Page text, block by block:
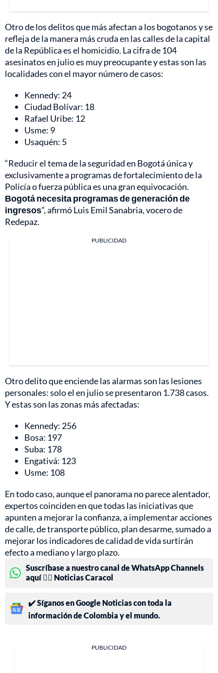
Otro de los delitos que más afectan a los bogotanos y se
refleja de la manera más cruda en las calles de la capital
de la República es el homicidio. La cifra de 104
asesinatos en julio es muy preocupante y estas son las
localidades con el mayor número de casos:
Kennedy: 24
Ciudad Bolívar: 18
Rafael Uribe: 12
Usme: 9
Usaquén: 5
“Reducir el tema de la seguridad en Bogotá única y
exclusivamente a programas de fortalecimiento de la
Policía o fuerza pública es una gran equivocación.
Bogotá necesita programas de generación de
ingresos”, afirmó Luis Emil Sanabria, vocero de
Redepaz.
PUBLICIDAD
Otro delito que enciende las alarmas son las lesiones
personales: solo el en julio se presentaron 1.738 casos.
Y estas son las zonas más afectadas:
Kennedy: 256
Bosa: 197
Suba: 178
Engativá: 123
Usme: 108
En todo caso, aunque el panorama no parece alentador,
expertos coinciden en que todas las iniciativas que
apunten a mejorar la confianza, a implementar acciones
de calle, de transporte público, plan desarme, sumado a
mejorar los indicadores de calidad de vida surtirán
efecto a mediano y largo plazo.
Suscríbase a nuestro canal de WhatsApp Channels
aquí 👉🏻 Noticias Caracol
✔️ Síganos en Google Noticias con toda la
información de Colombia y el mundo.
PUBLICIDAD